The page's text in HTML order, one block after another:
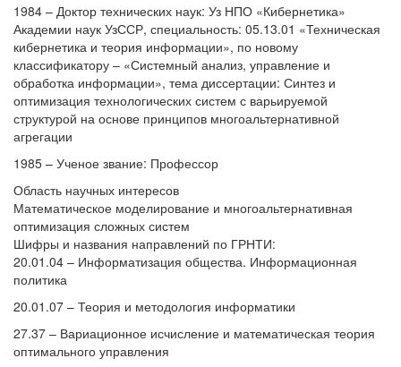
1984 – Доктор технических наук: Уз НПО «Кибернетика»
Академии наук УзССР, специальность: 05.13.01 «Техническая
кибернетика и теория информации», по новому
классификатору – «Системный анализ, управление и
обработка информации», тема диссертации: Синтез и
оптимизация технологических систем с варьируемой
структурой на основе принципов многоальтернативной
агрегации
1985 – Ученое звание: Профессор
Область научных интересов
Математическое моделирование и многоальтернативная
оптимизация сложных систем
Шифры и названия направлений по ГРНТИ:
20.01.04 – Информатизация общества. Информационная
политика
20.01.07 – Теория и методология информатики
27.37 – Вариационное исчисление и математическая теория
оптимального управления